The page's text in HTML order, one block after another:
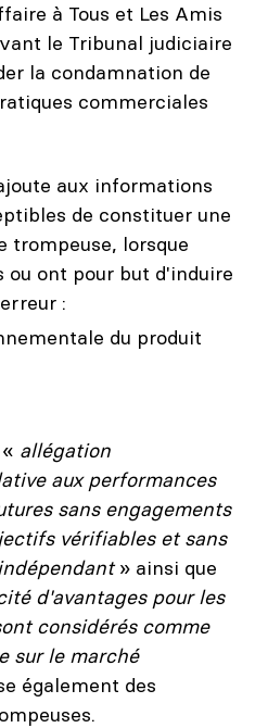
à Tous et Les Amis
le Tribunal judiciaire
la condamnation de
commerciales
aux informations
de constituer une
trompeuse, lorsque
ou ont pour but d'induire
:
du produit
allégation
aux performances
sans engagements
vérifiables et sans
» ainsi que
d'avantages pour les
considérés comme
sur le marché
également des